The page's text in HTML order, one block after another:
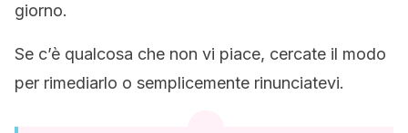
giorno.
Se c’è qualcosa che non vi piace, cercate il modo
per rimediarlo o semplicemente rinunciatevi.